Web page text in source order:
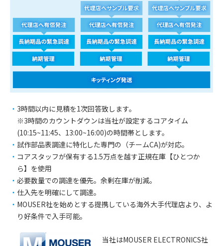
3時間以内に見積を1次回答致します。
※3時間のカウントダウンは当社が設定するコアタイム
(10:15~11:45、13:00~16:00)の時間帯とします。
試作部品表調達に特化した専門の（チームCA)が対応。
コアスタッフが保有する1.5万点を越す正規在庫【ひとつか
ら】を使用
必要数量での調達を優先。余剰在庫が削減。
仕入先を明確にして調達。
MOUSER社を始めとする提携している海外大手代理店より、よ
り好条件で入手可能。
当社はMOUSER ELECTRONICS社